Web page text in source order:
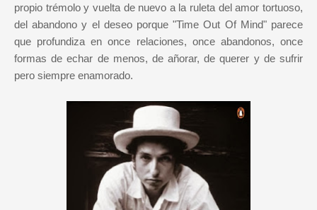
propio trémolo y vuelta de nuevo a la ruleta del amor tortuoso,
del abandono y el deseo porque "Time Out Of Mind" parece
que profundiza en once relaciones, once abandonos, once
formas de echar de menos, de añorar, de querer y de sufrir
pero siempre enamorado.